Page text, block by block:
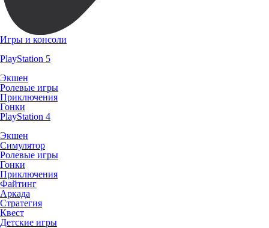
Игры и консоли
PlayStation 5
Экшен
Ролевые игры
Приключения
Гонки
PlayStation 4
Экшен
Симулятор
Ролевые игры
Гонки
Приключения
Файтинг
Аркада
Стратегия
Квест
Детские игры